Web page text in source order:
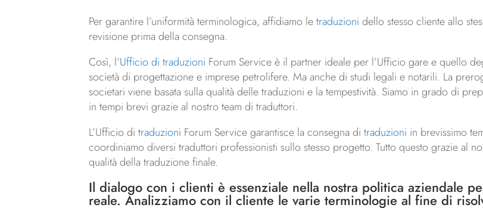
Per garantire l’uniformità terminologica, affidiamo letraduzioni dello stesso cliente allo
revisione prima della consegna.
Così, l’Ufficio di traduzioni Forum Service è il partner ideale per l’Ufficio gare e quello
società di progettazione e imprese petrolifere. Ma anche di studi legali e notarili. La
societari viene basata sulla qualità delle traduzioni e la tempestività. Siamo in grado di
in tempi brevi grazie al nostro team di traduttori.
L’Ufficio ditraduzioni Forum Service garantisce la consegna ditraduzioni in brevissimo
coordiniamo diversi traduttori professionisti sullo stesso progetto. Tutto questo grazie al
qualità della traduzione finale.
Il dialogo con i clienti è essenziale nella nostra politica aziendale
reale. Analizziamo con il cliente le varie terminologie al fine di